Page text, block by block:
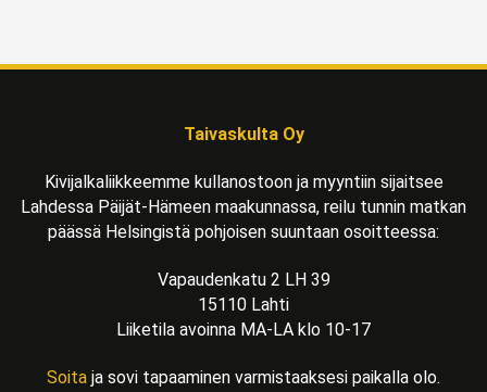
Taivaskulta Oy
Kivijalkaliikkeemme kullanostoon ja myyntiin sijaitsee
Lahdessa Päijät-Hämeen maakunnassa, reilu tunnin matkan
päässä Helsingistä pohjoisen suuntaan osoitteessa:
Vapaudenkatu 2 LH 39
15110 Lahti
Liiketila avoinna MA-LA klo 10-17
Soita ja sovi tapaaminen varmistaaksesi paikalla olo.